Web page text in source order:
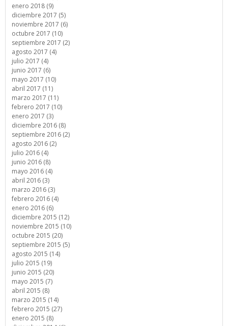
enero 2018 (9)
diciembre 2017 (5)
noviembre 2017 (6)
octubre 2017 (10)
septiembre 2017 (2)
agosto 2017 (4)
julio 2017 (4)
junio 2017 (6)
mayo 2017 (10)
abril 2017 (11)
marzo 2017 (11)
febrero 2017 (10)
enero 2017 (3)
diciembre 2016 (8)
septiembre 2016 (2)
agosto 2016 (2)
julio 2016 (4)
junio 2016 (8)
mayo 2016 (4)
abril 2016 (3)
marzo 2016 (3)
febrero 2016 (4)
enero 2016 (6)
diciembre 2015 (12)
noviembre 2015 (10)
octubre 2015 (20)
septiembre 2015 (5)
agosto 2015 (14)
julio 2015 (19)
junio 2015 (20)
mayo 2015 (7)
abril 2015 (8)
marzo 2015 (14)
febrero 2015 (27)
enero 2015 (8)